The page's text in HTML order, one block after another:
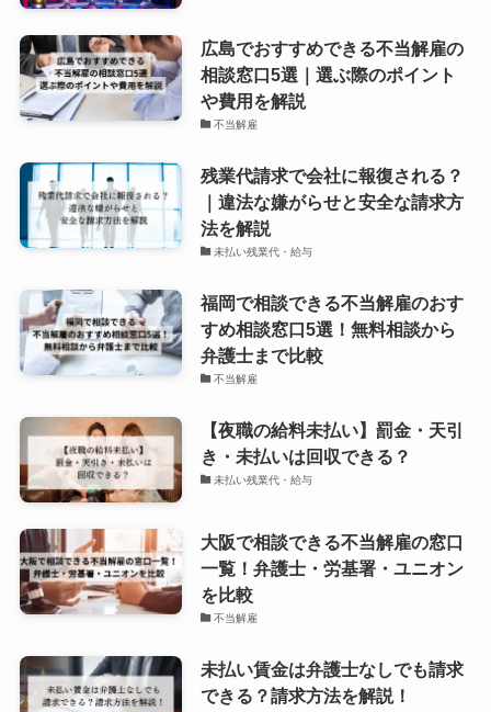
広島でおすすめできる不当解雇の
相談窓口5選｜選ぶ際のポイント
や費用を解説
不当解雇
残業代請求で会社に報復される？
｜違法な嫌がらせと安全な請求方
法を解説
未払い残業代・給与
福岡で相談できる不当解雇のおす
すめ相談窓口5選！無料相談から
弁護士まで比較
不当解雇
【夜職の給料未払い】罰金・天引
き・未払いは回収できる？
未払い残業代・給与
大阪で相談できる不当解雇の窓口
一覧！弁護士・労基署・ユニオン
を比較
不当解雇
未払い賃金は弁護士なしでも請求
できる？請求方法を解説！